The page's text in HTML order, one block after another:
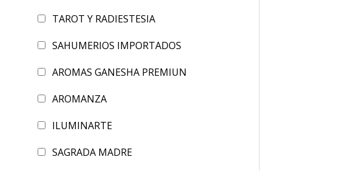
TAROT Y RADIESTESIA
SAHUMERIOS IMPORTADOS
AROMAS GANESHA PREMIUN
AROMANZA
ILUMINARTE
SAGRADA MADRE